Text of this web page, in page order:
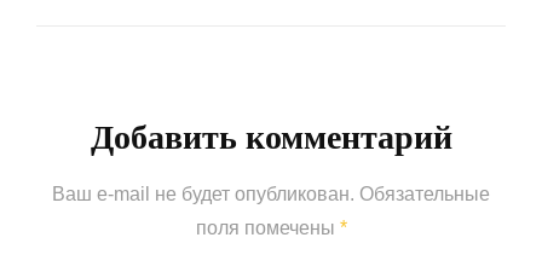
Добавить комментарий
Ваш e-mail не будет опубликован. Обязательные
поля помечены *